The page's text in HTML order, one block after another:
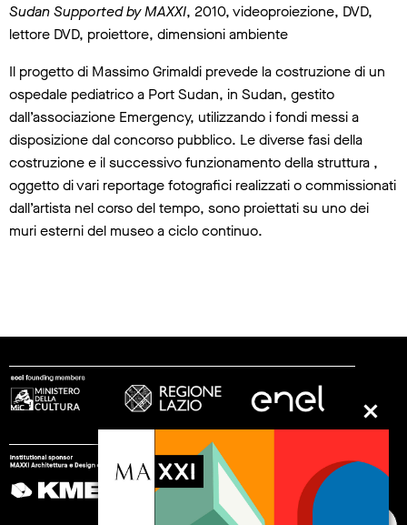
Sudan Supported by MAXXI, 2010, videoproiezione, DVD,
lettore DVD, proiettore, dimensioni ambiente
Il progetto di Massimo Grimaldi prevede la costruzione di un
ospedale pediatrico a Port Sudan, in Sudan, gestito
dall’associazione Emergency, utilizzando i fondi messi a
disposizione dal concorso pubblico. Le diverse fasi della
costruzione e il successivo funzionamento della struttura ,
oggetto di vari reportage fotografici realizzati o commissionati
dall’artista nel corso del tempo, sono proiettati su uno dei
muri esterni del museo a ciclo continuo.